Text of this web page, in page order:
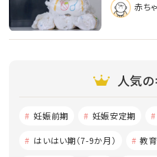
赤ち
人気
妊娠前期 妊娠安定期
はいはい期（7-9か月） 教